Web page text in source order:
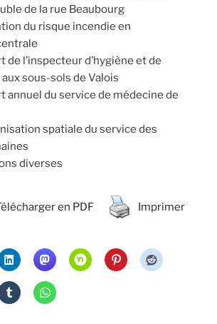
de la rue Beaubourg
du risque incendie en
de l’inspecteur d’hygiène et de
sous-sols de Valois
annuel du service de médecine de
spatiale du service des
diverses
en PDF Imprimer